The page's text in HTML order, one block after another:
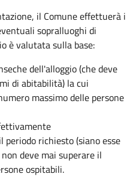
il Comune effettuerà i
sopralluoghi di
è valutata sulla base:
dell'alloggio (che deve
di abitabilità) la cui
massimo delle persone
richiesto (siano esse
deve mai superare il
ospitabili.